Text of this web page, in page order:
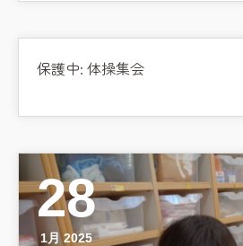
保護中: 体操集会
28
1月 2025